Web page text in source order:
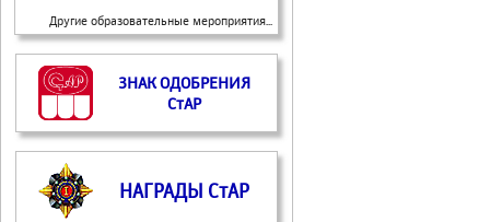
Другие образовательные мероприятия...
ЗНАК ОДОБРЕНИЯ
СтАР
НАГРАДЫ СтАР